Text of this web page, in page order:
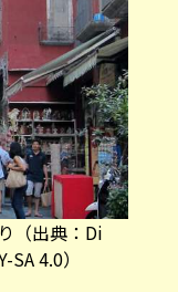
（出典：Di
SA 4.0）